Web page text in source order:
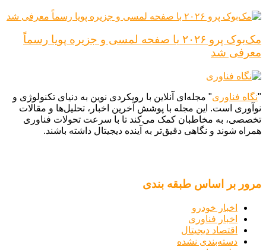
مک‌بوک پرو ۲۰۲۶ با صفحه لمسی و جزیره پویا رسماً
معرفی شد
"نگاه فناوری" مجله‌ای آنلاین با رویکردی نوین به دنیای تکنولوژی و
نوآوری است. این مجله با پوشش آخرین اخبار، تحلیل‌ها و مقالات
تخصصی، به مخاطبان کمک می‌کند تا با سرعت تحولات فناوری
همراه شوند و نگاهی دقیق‌تر به آینده دیجیتال داشته باشند.
مرور بر اساس طبقه بندی
اخبار خودرو
اخبار فناوری
اقتصاد دیجیتال
دسته‌بندی نشده